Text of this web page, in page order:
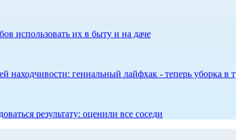
использовать их в быту и на даче
находчивости: гениальный лайфхак - теперь уборка в
результату: оценили все соседи